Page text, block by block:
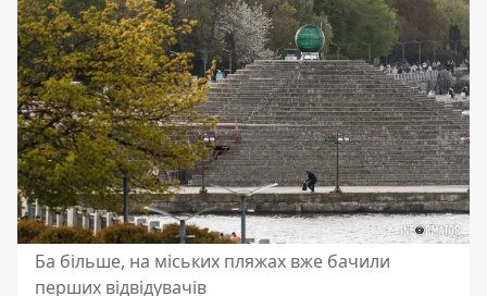
Ба більше, на міських пляжах вже бачили
перших відвідувачів